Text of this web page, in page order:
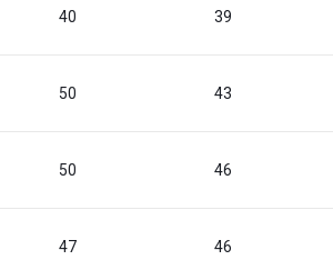
40 39
50 43
50 46
47 46